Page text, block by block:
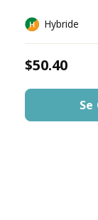
Hybride
$50.40